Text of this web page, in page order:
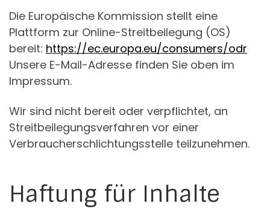
Die Europäische Kommission stellt eine
Plattform zur Online-Streitbeilegung (OS)
bereit: https://ec.europa.eu/consumers/odr
Unsere E-Mail-Adresse finden Sie oben im
Impressum.
Wir sind nicht bereit oder verpflichtet, an
Streitbeilegungsverfahren vor einer
Verbraucherschlichtungsstelle teilzunehmen.
Haftung für Inhalte